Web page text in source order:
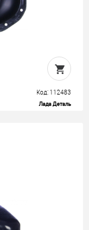
Код: 112483
Лада Деталь